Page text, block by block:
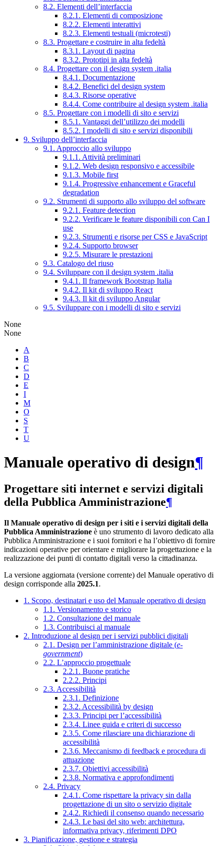
8.2. Elementi dell’interfaccia
8.2.1. Elementi di composizione
8.2.2. Elementi interattivi
8.2.3. Elementi testuali (microtesti)
8.3. Progettare e costruire in alta fedeltà
8.3.1. Layout di pagina
8.3.2. Prototipi in alta fedeltà
8.4. Progettare con il design system .italia
8.4.1. Documentazione
8.4.2. Benefici del design system
8.4.3. Risorse operative
8.4.4. Come contribuire al design system .italia
8.5. Progettare con i modelli di sito e servizi
8.5.1. Vantaggi dell’utilizzo dei modelli
8.5.2. I modelli di sito e servizi disponibili
9. Sviluppo dell’interfaccia
9.1. Approccio allo sviluppo
9.1.1. Attività preliminari
9.1.2. Web design responsivo e accessibile
9.1.3. Mobile first
9.1.4. Progressive enhancement e Graceful
degradation
9.2. Strumenti di supporto allo sviluppo del software
9.2.1. Feature detection
9.2.2. Verificare le feature disponibili con Can I
use
9.2.3. Strumenti e risorse per CSS e JavaScript
9.2.4. Supporto browser
9.2.5. Misurare le prestazioni
9.3. Catalogo del riuso
9.4. Sviluppare con il design system .italia
9.4.1. Il framework Bootstrap Italia
9.4.2. Il kit di sviluppo React
9.4.3. Il kit di sviluppo Angular
9.5. Sviluppare con i modelli di sito e servizi
None
None
A
B
C
D
E
I
M
O
S
T
U
Manuale operativo di design¶
Progettare siti internet e servizi digitali
della Pubblica Amministrazione¶
Il Manuale operativo di design per i siti e i servizi digitali della
Pubblica Amministrazione è uno strumento di lavoro dedicato alla
Pubblica Amministrazione e i suoi fornitori e ha l’obiettivo di fornire
indicazioni operative per orientare e migliorare la progettazione e la
realizzazione dei punti di contatto digitali verso la cittadinanza.
La versione aggiornata (versione corrente) del Manuale operativo di
design corrisponde alla 2025.1.
1. Scopo, destinatari e uso del Manuale operativo di design
1.1. Versionamento e storico
1.2. Consultazione del manuale
1.3. Contribuisci al manuale
2. Introduzione al design per i servizi pubblici digitali
2.1. Design per l’amministrazione digitale (e-
government)
2.2. L’approccio progettuale
2.2.1. Buone pratiche
2.2.2. Principi
2.3. Accessibilità
2.3.1. Definizione
2.3.2. Accessibilità by design
2.3.3. Principi per l’accessibilità
2.3.4. Linee guida e criteri di successo
2.3.5. Come rilasciare una dichiarazione di
accessibilità
2.3.6. Meccanismo di feedback e procedura di
attuazione
2.3.7. Obiettivi accessibilità
2.3.8. Normativa e approfondimenti
2.4. Privacy
2.4.1. Come rispettare la privacy sin dalla
progettazione di un sito o servizio digitale
2.4.2. Richiedi il consenso quando necessario
2.4.3. Le basi del sito web: architettura,
informativa privacy, riferimenti DPO
3. Pianificazione, gestione e strategia